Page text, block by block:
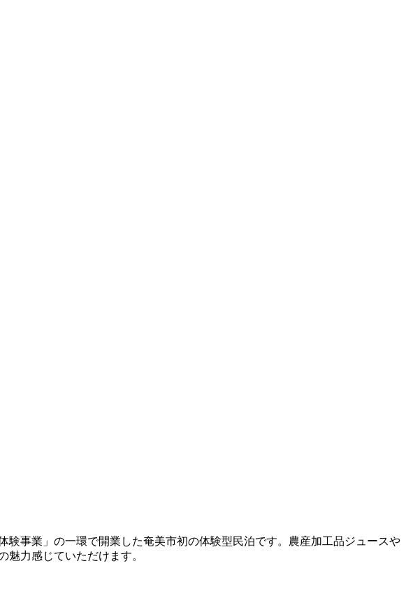
事業」の一環で開業した奄美市初の体験型民泊です。農産加工品ジュースや
力感じていただけます。